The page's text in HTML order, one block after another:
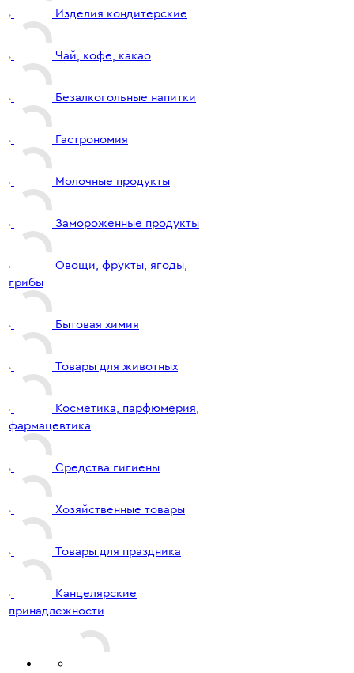
Изделия кондитерские
Чай, кофе, какао
Безалкогольные напитки
Гастрономия
Молочные продукты
Замороженные продукты
Овощи, фрукты, ягоды,
грибы
Бытовая химия
Товары для животных
Косметика, парфюмерия,
фармацевтика
Средства гигиены
Хозяйственные товары
Товары для праздника
Канцелярские
принадлежности